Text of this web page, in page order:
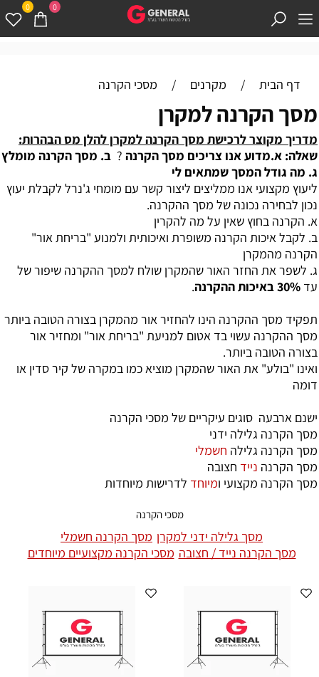
0 0
דף הבית / מקרנים / מסכי הקרנה
מסך הקרנה למקרן
מדריך מקוצר לרכישת מסך הקרנה למקרן להלן מס הבהרות:
שאלה: א.מדוע אנו צריכים מסך הקרנה ? ב. מסך הקרנה מומלץ
ג. מה גודל המסך שמתאים לי
ליעוץ מקצועי אנו ממליצים ליצור קשר עם מומחי ג'נרל לקבלת יעוץ
נכון לבחירה נכונה של מסך ההקרנה.
א. הקרנה בחוץ שאין על מה להקרין
ב. לקבל איכות הקרנה משופרת ואיכותית ולמנוע "בריחת אור"
הקרנה מהמקרן
ג. לשפר את החזר האור שהמקרן שולח למסך ההקרנה שיפור של
עד 30% באיכות ההקרנה
.
תפקיד מסך ההקרנה הינו להחזיר אור מהמקרן בצורה הטובה ביותר
מסך ההקרנה עשוי בד אטום למניעת "בריחת אור" ומחזיר אור
בצורה הטובה ביותר.
ואינו "בולע" את האור שהמקרן מוציא כמו במקרה של קיר סדין או
דומה
ישנם ארבעה סוגים עיקריים של מסכי הקרנה
מסך הקרנה גלילה ידני
מסך הקרנה גלילה חשמלי
מסך הקרנה נייד חצובה
מסך הקרנה מקצועי ומיוחד לדרישות מיוחדות
מסכי הקרנה
מסך גלילה ידני למקרן מסך הקרנה חשמלי
מסך הקרנה נייד / חצובה מסכי הקרנה מקצועיים מיוחדים